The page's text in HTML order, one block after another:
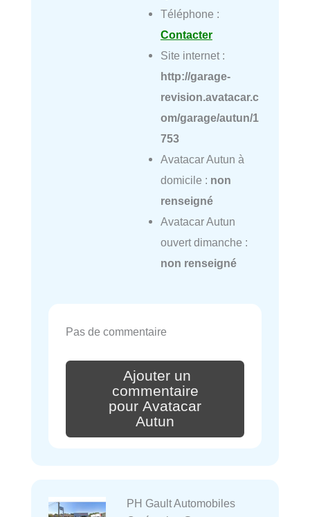
Téléphone :
Contacter
Site internet :
http://garage-
revision.avatacar.c
om/garage/autun/1
753
Avatacar Autun à
domicile : non
renseigné
Avatacar Autun
ouvert dimanche :
non renseigné
Pas de commentaire
Ajouter un
commentaire
pour Avatacar
Autun
PH Gault Automobiles